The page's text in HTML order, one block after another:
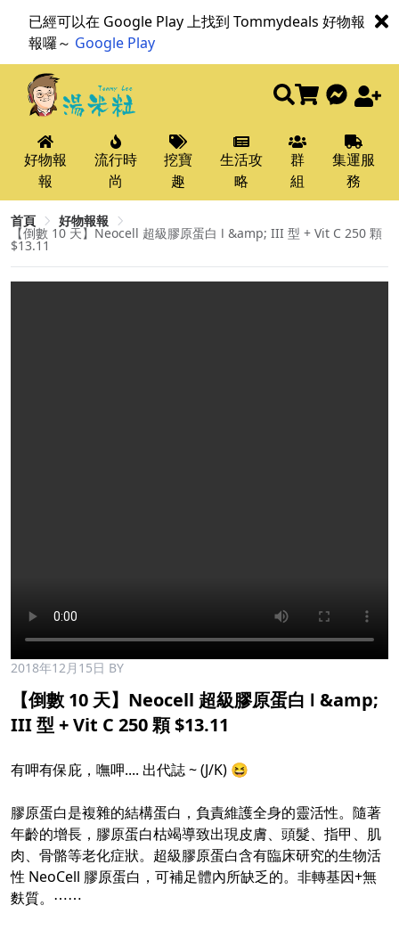
已經可以在 Google Play 上找到 Tommydeals 好物報
報囉～ Google Play
好物報
報
流行時
尚
挖寶
趣
生活攻
略
群
組
集運服
務
首頁 好物報報
【倒數 10 天】Neocell 超級膠原蛋白 Ⅰ &amp; III 型 + Vit C 250 顆
$13.11
2018年12月15日 BY
【倒數 10 天】Neocell 超級膠原蛋白 Ⅰ &amp;
III 型 + Vit C 250 顆 $13.11
有呷有保庇，嘸呷.... 出代誌 ~ (J/K) 😆
膠原蛋白是複雜的結構蛋白，負責維護全身的靈活性。隨著
年齡的增長，膠原蛋白枯竭導致出現皮膚、頭髮、指甲、肌
肉、骨骼等老化症狀。超級膠原蛋白含有臨床研究的生物活
性 NeoCell 膠原蛋白，可補足體內所缺乏的。非轉基因+無
麩質。⋯⋯